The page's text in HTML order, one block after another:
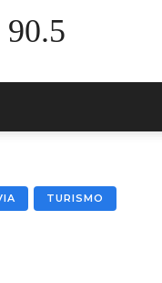
TURISMO